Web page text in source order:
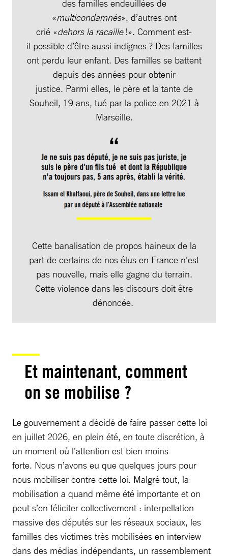
des familles endeuillées de
«multicondamnés», d’autres ont
crié «dehors la racaille!». Comment est-
il possible d’être aussi indignes ? Des familles
ont perdu leur enfant. Des familles se battent
depuis des années pour obtenir
justice. Parmi elles, le père et la tante de
Souheil, 19 ans, tué par la police en 2021 à
Marseille.
Cette banalisation de propos haineux de la
part de certains de nos élus en France n’est
pas nouvelle, mais elle gagne du terrain.
Cette violence dans les discours doit être
dénoncée.
Et maintenant, comment
on se mobilise ?
Le gouvernement a décidé de faire passer cette loi
en juillet 2026, en plein été, en toute discrétion, à
un moment où l’attention est bien moins
forte. Nous n’avons eu que quelques jours pour
nous mobiliser contre cette loi. Malgré tout, la
mobilisation a quand même été importante et on
peut s’en féliciter collectivement : interpellation
massive des députés sur les réseaux sociaux, les
familles des victimes très mobilisées en interview
dans des médias indépendants, un rassemblement